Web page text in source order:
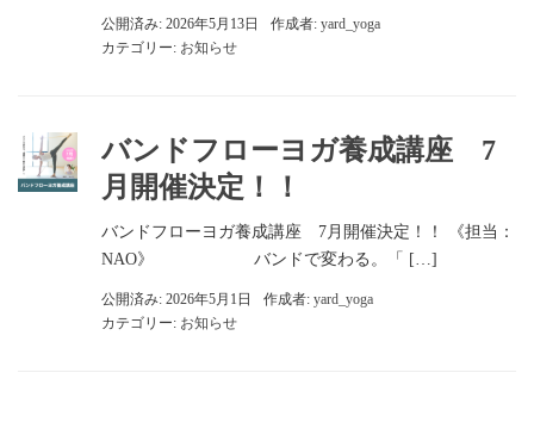
公開済み: 2026年5月13日 作成者: yard_yoga
カテゴリー: お知らせ
バンドフローヨガ養成講座 7
月開催決定！！
バンドフローヨガ養成講座 7月開催決定！！ 《担当：
NAO》 バンドで変わる。「 […]
公開済み: 2026年5月1日 作成者: yard_yoga
カテゴリー: お知らせ